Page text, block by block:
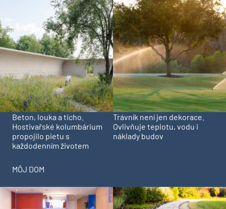
Beton, louka a ticho.
Hostivařské kolumbárium
propojilo pietu s
každodenním životem
Trávník není jen dekorace.
Ovlivňuje teplotu, vodu i
náklady budov
MÔJ DOM